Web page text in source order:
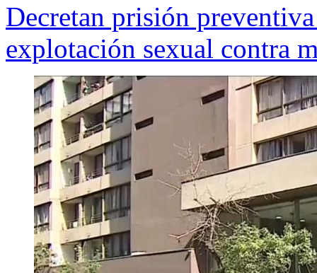
Decretan prisión
explotación sexual contra